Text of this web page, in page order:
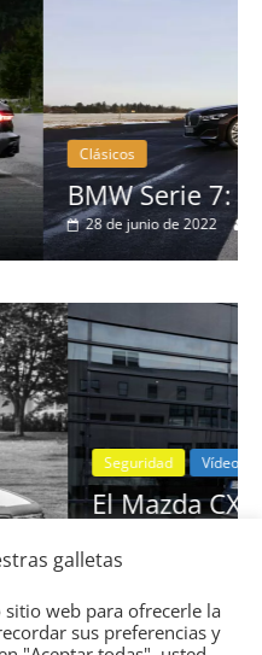
1977
0
logra la máxima
de seguridad del
mospotter84 0
galletas
web para ofrecerle la
sus preferencias y